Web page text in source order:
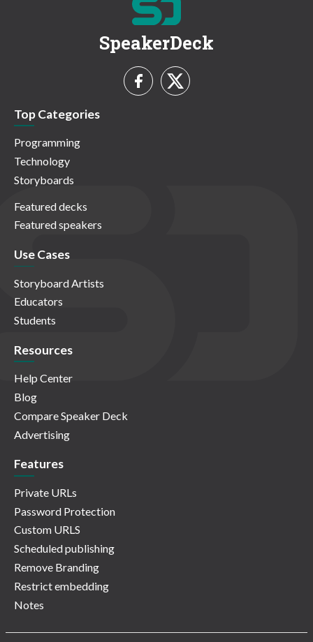
SpeakerDeck
Top Categories
Programming
Technology
Storyboards
Featured decks
Featured speakers
Use Cases
Storyboard Artists
Educators
Students
Resources
Help Center
Blog
Compare Speaker Deck
Advertising
Features
Private URLs
Password Protection
Custom URLS
Scheduled publishing
Remove Branding
Restrict embedding
Notes